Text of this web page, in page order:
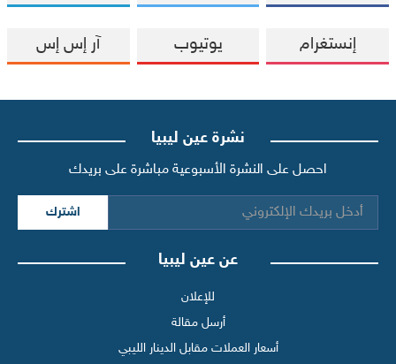
إنستغرام يوتيوب آر إس إس
نشرة عين ليبيا
احصل على النشرة الأسبوعية مباشرة على بريدك
اشترك
عن عين ليبيا
للإعلان
أرسل مقالة
أسعار العملات مقابل الدينار الليبي